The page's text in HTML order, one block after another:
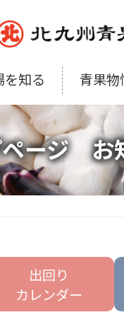
を知る 青果物
ージ お
出回り
カレンダー